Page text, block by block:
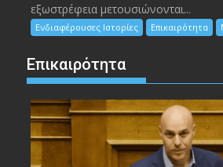
εξωστρέφεια μετουσιώνονται...
Ενδιαφέρουσες Ιστορίες Επικαιρότητα
Επικαιρότητα